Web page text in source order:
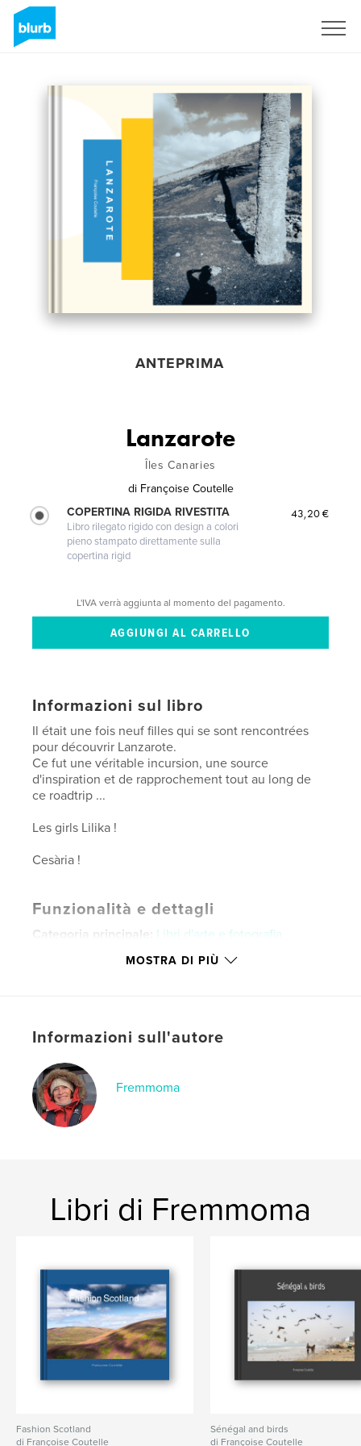
ANTEPRIMA
Lanzarote
Îles Canaries
di Françoise Coutelle
COPERTINA RIGIDA RIVESTITA
Libro rilegato rigido con design a colori
pieno stampato direttamente sulla
copertina rigid
43,20 €
L'IVA verrà aggiunta al momento del pagamento.
Informazioni sul libro
Il était une fois neuf filles qui se sont rencontrées
pour découvrir Lanzarote.
Ce fut une véritable incursion, une source
d'inspiration et de rapprochement tout au long de
ce roadtrip ...
Les girls Lilika !
Cesària !
Funzionalità e dettagli
Categoria principale:
Libri d'arte e fotografia
Categorie aggiuntive Fotografia artistica
Data di pubblicazione:dic 27, 2025
LinguaFrench
Parole chiave
voyage ,
MOSTRA DI PIÙ
Informazioni sull'autore
Fremmoma
Libri di Fremmoma
Fashion Scotland
di Françoise Coutelle
Sénégal and birds
di Françoise Coutelle